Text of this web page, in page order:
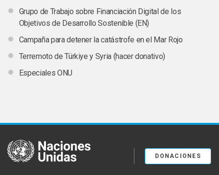
Grupo de Trabajo sobre Financiación Digital de los
Objetivos de Desarrollo Sostenible (EN)
Campaña para detener la catástrofe en el Mar Rojo
Terremoto de Türkiye y Syria (hacer donativo)
Especiales ONU
United Nations
DONACIONES